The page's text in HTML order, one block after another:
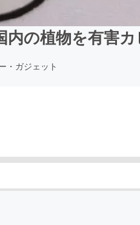
の植物を有害カ
・ガジェット